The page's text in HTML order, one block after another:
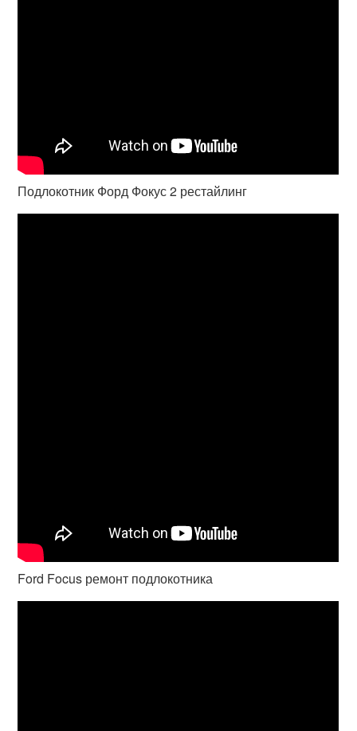
Подлокотник Форд Фокус 2 рестайлинг
Ford Focus ремонт подлокотника